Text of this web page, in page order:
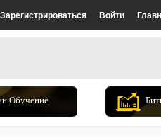
Зарегистрироваться Войти
Обучение